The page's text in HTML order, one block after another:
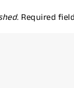
Required